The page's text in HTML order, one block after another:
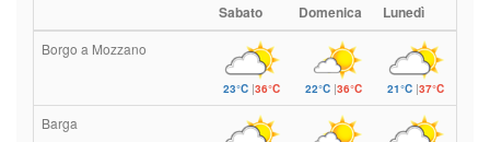
Sabato Domenica Lunedì
Borgo a Mozzano
23°C|36°C 22°C|36°C 21°C |37°C
Barga